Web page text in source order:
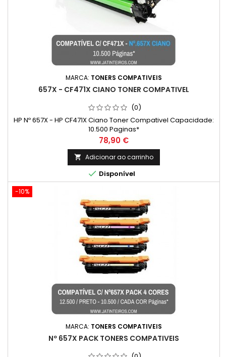
MARCA: TONERS COMPATIVEIS
657X - CF471X CIANO TONER COMPATIVEL
(0)
HP Nº 657X - HP CF471X Ciano Toner Compativel Capacidade:
10.500 Paginas*
Preço
78,90 €
 Adicionar ao carrinho
 Disponível
-10%
MARCA: TONERS COMPATIVEIS
Nº 657X PACK TONERS COMPATIVEIS